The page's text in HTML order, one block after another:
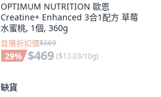
OPTIMUM NUTRITION 歐恩
Creatine+ Enhanced 3合1配方 草莓
水蜜桃, 1個, 360g
首購折扣價$669
29% $469 ($13.03/10g)
缺貨